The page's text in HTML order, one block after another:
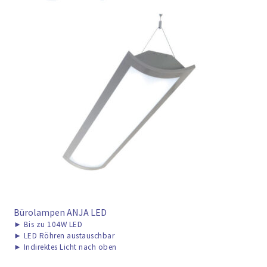
Bürolampen ANJA LED
► Bis zu 104W LED
► LED Röhren austauschbar
► Indirektes Licht nach oben